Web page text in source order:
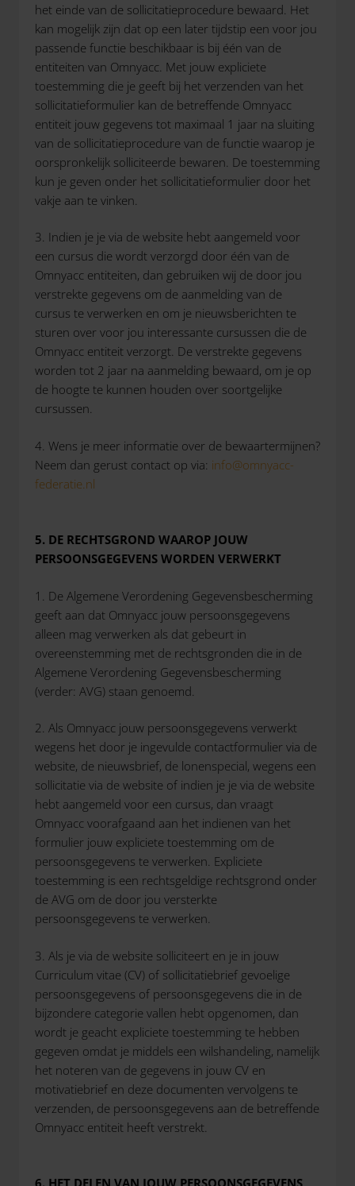
het einde van de sollicitatieprocedure bewaard. Het
kan mogelijk zijn dat op een later tijdstip een voor jou
passende functie beschikbaar is bij één van de
entiteiten van Omnyacc. Met jouw expliciete
toestemming die je geeft bij het verzenden van het
sollicitatieformulier kan de betreffende Omnyacc
entiteit jouw gegevens tot maximaal 1 jaar na sluiting
van de sollicitatieprocedure van de functie waarop je
oorspronkelijk solliciteerde bewaren. De toestemming
kun je geven onder het sollicitatieformulier door het
vakje aan te vinken.
3. Indien je je via de website hebt aangemeld voor
een cursus die wordt verzorgd door één van de
Omnyacc entiteiten, dan gebruiken wij de door jou
verstrekte gegevens om de aanmelding van de
cursus te verwerken en om je nieuwsberichten te
sturen over voor jou interessante cursussen die de
Omnyacc entiteit verzorgt. De verstrekte gegevens
worden tot 2 jaar na aanmelding bewaard, om je op
de hoogte te kunnen houden over soortgelijke
cursussen.
4. Wens je meer informatie over de bewaartermijnen?
Neem dan gerust contact op via: info@omnyacc-
federatie.nl
5. DE RECHTSGROND WAAROP JOUW
PERSOONSGEGEVENS WORDEN VERWERKT
1. De Algemene Verordening Gegevensbescherming
geeft aan dat Omnyacc jouw persoonsgegevens
alleen mag verwerken als dat gebeurt in
overeenstemming met de rechtsgronden die in de
Algemene Verordening Gegevensbescherming
(verder: AVG) staan genoemd.
2. Als Omnyacc jouw persoonsgegevens verwerkt
wegens het door je ingevulde contactformulier via de
website, de nieuwsbrief, de lonenspecial, wegens een
sollicitatie via de website of indien je je via de website
hebt aangemeld voor een cursus, dan vraagt
Omnyacc voorafgaand aan het indienen van het
formulier jouw expliciete toestemming om de
persoonsgegevens te verwerken. Expliciete
toestemming is een rechtsgeldige rechtsgrond onder
de AVG om de door jou versterkte
persoonsgegevens te verwerken.
3. Als je via de website solliciteert en je in jouw
Curriculum vitae (CV) of sollicitatiebrief gevoelige
persoonsgegevens of persoonsgegevens die in de
bijzondere categorie vallen hebt opgenomen, dan
wordt je geacht expliciete toestemming te hebben
gegeven omdat je middels een wilshandeling, namelijk
het noteren van de gegevens in jouw CV en
motivatiebrief en deze documenten vervolgens te
verzenden, de persoonsgegevens aan de betreffende
Omnyacc entiteit heeft verstrekt.
6. HET DELEN VAN JOUW PERSOONSGEGEVENS